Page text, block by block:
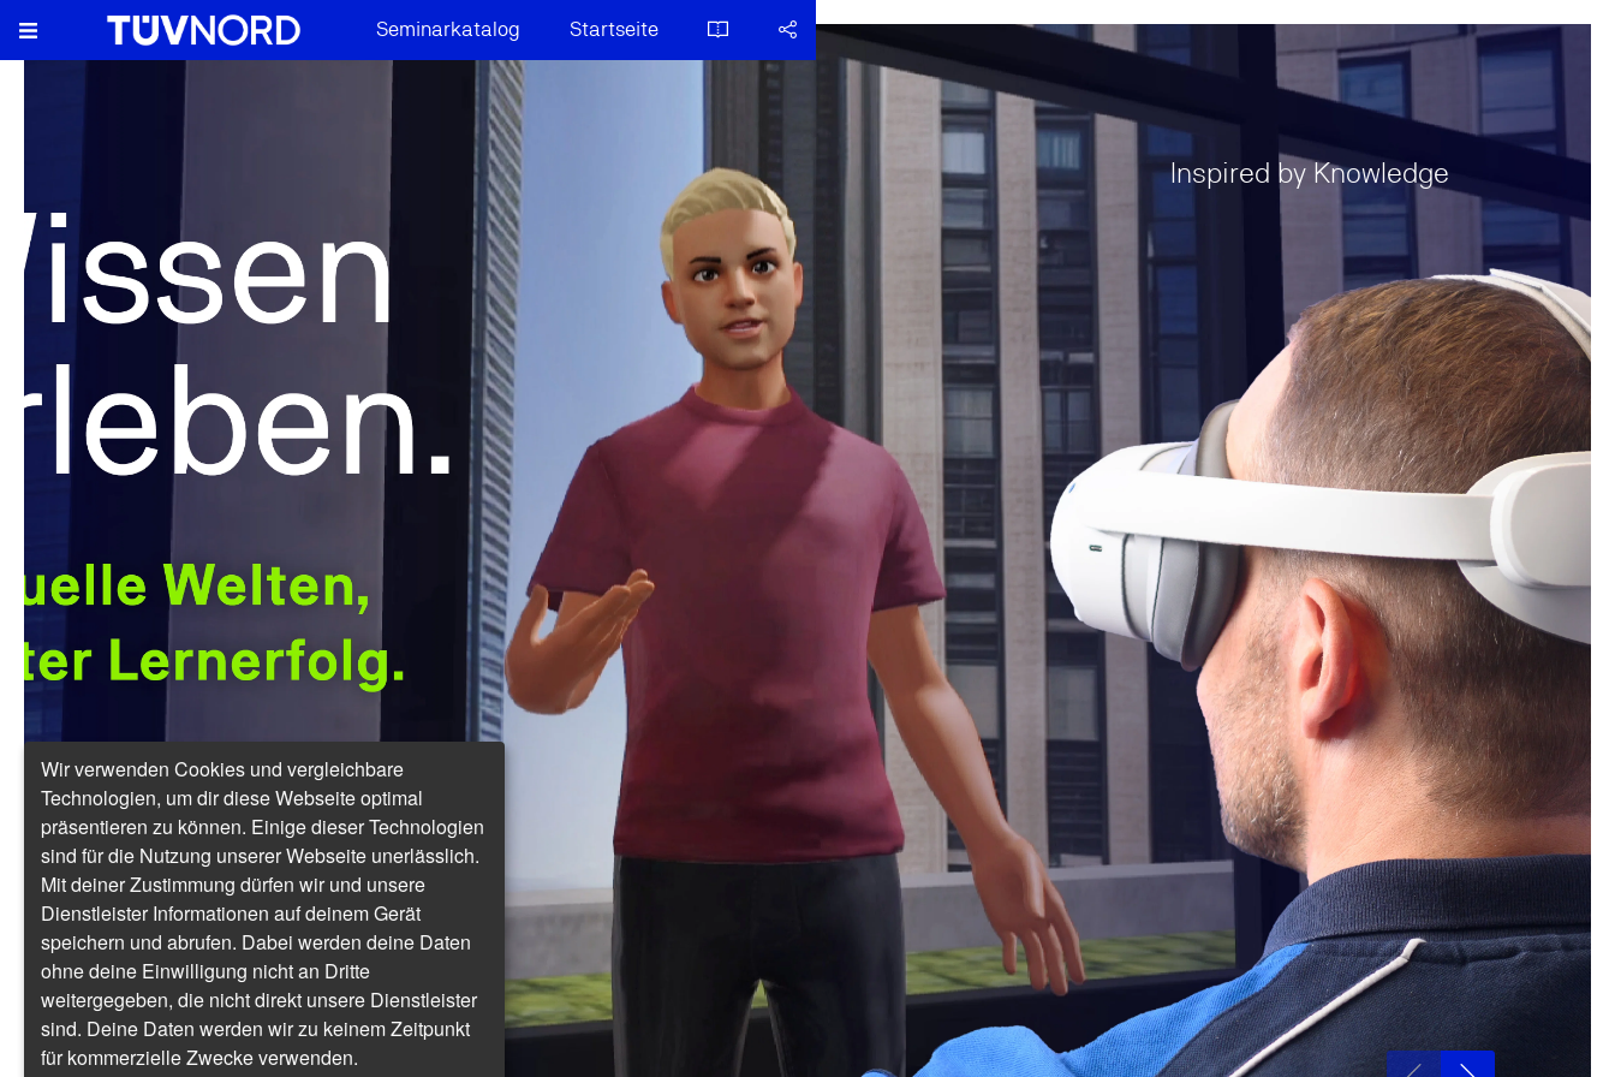
Seminarkatalog Startseite
Inspired by Knowledge
Wir verwenden Cookies und vergleichbare
Technologien, um dir diese Webseite optimal
präsentieren zu können. Einige dieser Technologien
sind für die Nutzung unserer Webseite unerlässlich.
Mit deiner Zustimmung dürfen wir und unsere
Dienstleister Informationen auf deinem Gerät
speichern und abrufen. Dabei werden deine Daten
ohne deine Einwilligung nicht an Dritte
weitergegeben, die nicht direkt unsere Dienstleister
sind. Deine Daten werden wir zu keinem Zeitpunkt
für kommerzielle Zwecke verwenden.